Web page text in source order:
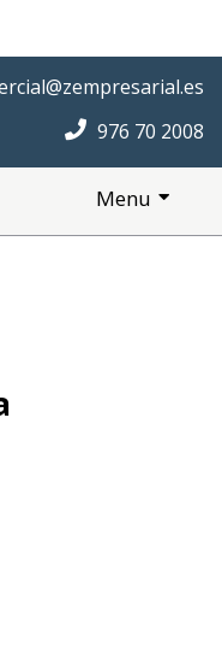
976 70 2008
Menu